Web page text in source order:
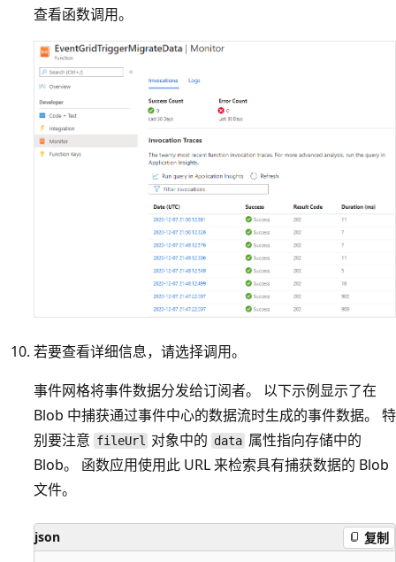
查看函数调用。
若要查看详细信息，请选择调用。
事件网格将事件数据分发给订阅者。 以下示例显示了在
Blob 中捕获通过事件中心的数据流时生成的事件数据。 特
别要注意 fileUrl 对象中的 data属性指向存储中的
Blob。 函数应用使用此 URL 来检索具有捕获数据的 Blob
文件。
json 复制